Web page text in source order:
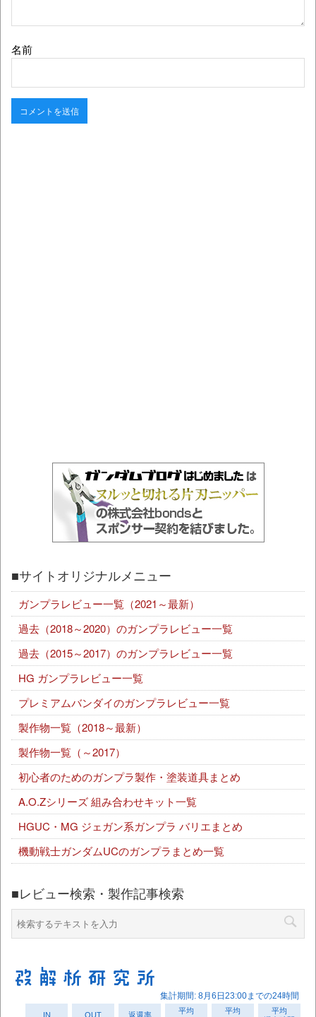
名前
■サイトオリジナルメニュー
ガンプラレビュー一覧（2021～最新）
過去（2018～2020）のガンプラレビュー一覧
過去（2015～2017）のガンプラレビュー一覧
HG ガンプラレビュー一覧
プレミアムバンダイのガンプラレビュー一覧
製作物一覧（2018～最新）
製作物一覧（～2017）
初心者のためのガンプラ製作・塗装道具まとめ
A.O.Zシリーズ 組み合わせキット一覧
HGUC・MG ジェガン系ガンプラ バリエまとめ
機動戦士ガンダムUCのガンプラまとめ一覧
■レビュー検索・製作記事検索